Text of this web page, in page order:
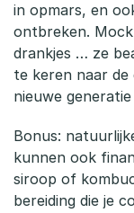
in opmars, en
ontbreken.
drankjes … ze
te keren naar de
nieuwe
Bonus:
kunnen ook
siroop of
bereiding die je